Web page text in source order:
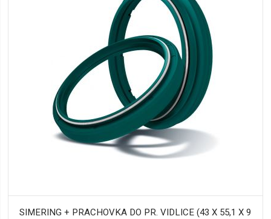
SIMERING + PRACHOVKA DO PR. VIDLICE (43 X 55,1 X 9